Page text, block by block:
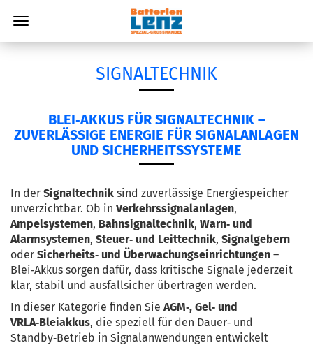
SIGNALTECHNIK
BLEI‑AKKUS FÜRSIGNALTECHNIK –
ZUVERLÄSSIGE ENERGIE FÜRSIGNALANLAGEN
UND SICHERHEITS­SYSTEME
In der Signaltechnik sind zuverlässige
unverzichtbar. Ob in Verkehrssignalanlagen
Ampelsystemen, Bahnsignaltechnik, Warn‑
Alarmsystemen, Steuer‑ und Leittechnik, Signalgebern
oder Sicherheits‑ und Überwachungseinrichtungen
Blei‑Akkus sorgen dafür, dass kritische Signale
klar, stabil und ausfallsicher übertragen werden.
In dieser Kategorie finden Sie AGM‑, Gel‑
VRLA‑Bleiakkus, die speziell für den Dauer‑
Standby‑Betrieb in Signalanwendungen